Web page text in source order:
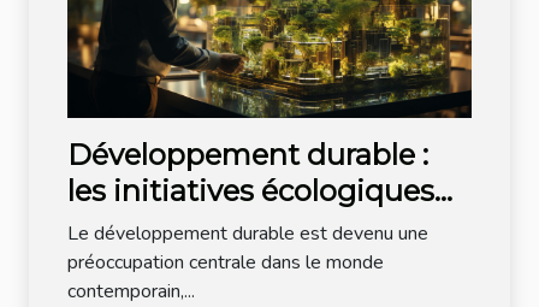
Développement durable :
les initiatives écologiques
dans la tech
Le développement durable est devenu une
préoccupation centrale dans le monde
contemporain,...